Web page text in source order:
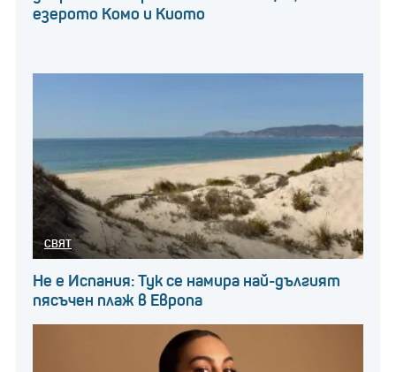
езерото Комо и Киото
СВЯТ
Не е Испания: Тук се намира най-дългият
пясъчен плаж в Европа